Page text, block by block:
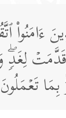
ءَامَنُوا۟
لِغَدࣲۖ
بِمَا تَعۡمَلُونَ